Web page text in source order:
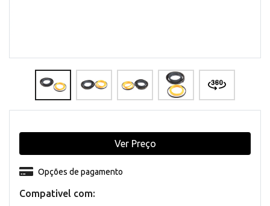
Compativel com:
Opções de pagamento
Ver Preço